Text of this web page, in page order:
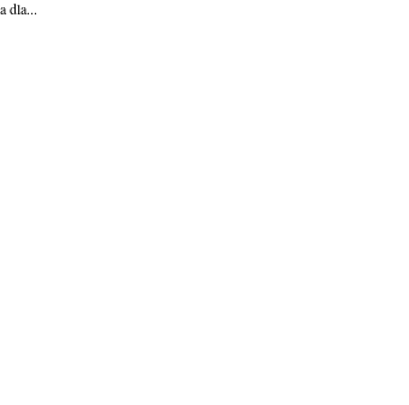
dla...